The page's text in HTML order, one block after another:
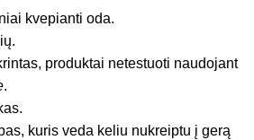
kvepianti oda.
produktai netestuoti naudojant
.
kuris veda keliu nukreiptu į gerą